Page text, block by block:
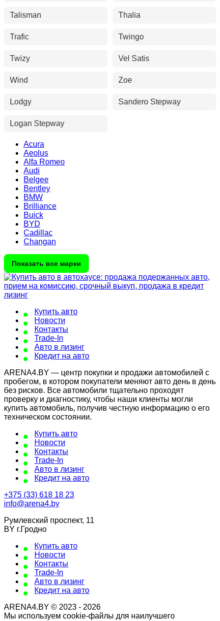
Talisman Thalia
Trafic Twingo
Twizy Vel Satis
Wind Zoe
Lodgy Sandero Stepway
Logan Stepway
Acura
Aeolus
Alfa Romeo
Audi
Belgee
Bentley
BMW
Brilliance
Buick
BYD
Cadillac
Changan
Показать все марки
Купить авто
Новости
Контакты
Trade-In
Авто в лизинг
Кредит на авто
ARENA4.BY — центр покупки и продажи автомобилей с
пробегом, в котором покупатели меняют авто день в день
без рисков. Все автомобили тщательно проходят
проверку и диагностику, чтобы наши клиенты могли
купить автомобиль, получив честную информацию о его
техническом состоянии.
Купить авто
Новости
Контакты
Trade-In
Авто в лизинг
Кредит на авто
+375 (33) 618 18 23
info@arena4.by
Румлевский проспект, 11
BY г.Гродно
Купить авто
Новости
Контакты
Trade-In
Авто в лизинг
Кредит на авто
ARENA4.BY © 2023 - 2026
Мы используем cookie-файлы для наилучшего